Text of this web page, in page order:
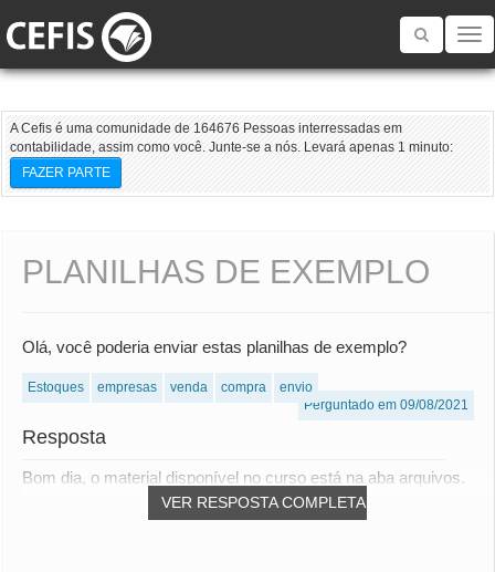
Toggle
A Cefis é uma comunidade de 164676 Pessoas interressadas em
contabilidade, assim como você. Junte-se a nós. Levará apenas 1 minuto:
FAZER PARTE
PLANILHAS DE EXEMPLO
Olá, você poderia enviar estas planilhas de exemplo?
Estoques empresas venda compra
envio
Perguntado em 09/08/2021
Resposta
VER RESPOSTA COMPLETA
Bom dia, o material disponível no curso está na aba arquivos.